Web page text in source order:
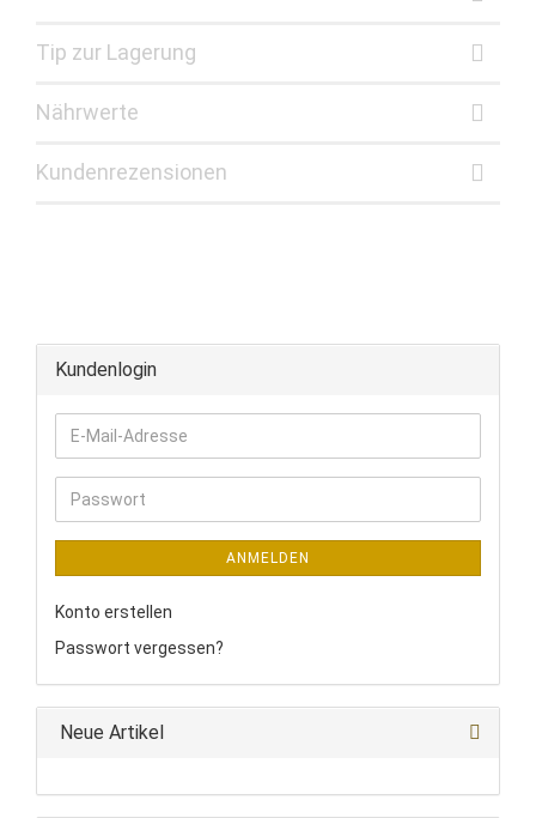
Tip zur Lagerung
Nährwerte
Kundenrezensionen
Kundenlogin
E-
Mail-
Adresse
Passwort
ANMELDEN
Konto erstellen
Passwort vergessen?
Neue Artikel